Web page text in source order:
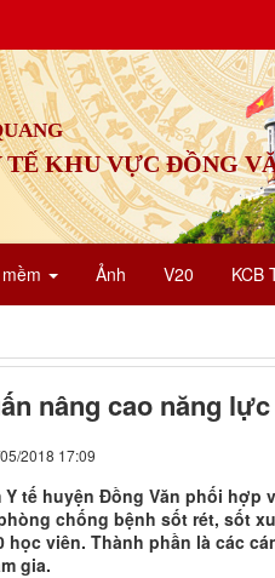
TẾ KHU VỰC ĐỒNG
Ảnh V20 KCB
nâng cao năng
2018 17:09
Y tế huyện Đồng Văn phối hợp
chống bệnh sốt rét, sốt
học viên. Thành phần là các
gia.